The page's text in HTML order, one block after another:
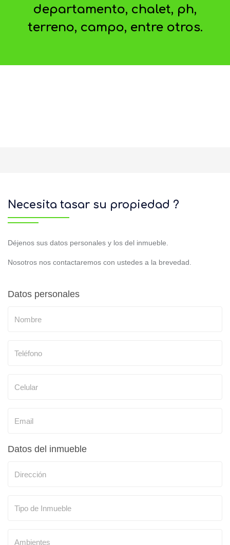
departamento, chalet, ph,
terreno, campo, entre otros.
Necesita tasar su propiedad ?
Déjenos sus datos personales y los del inmueble.
Nosotros nos contactaremos con ustedes a la brevedad.
Datos personales
Datos del inmueble